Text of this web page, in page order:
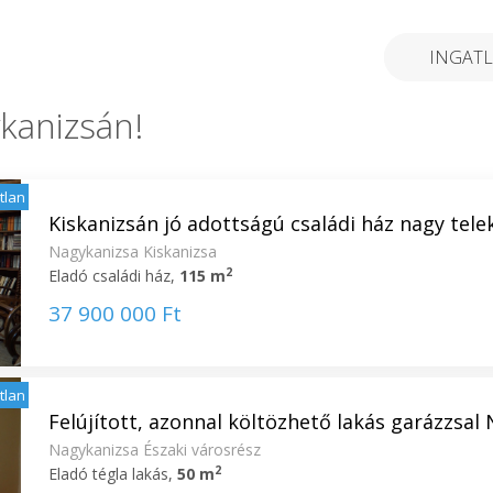
Kiskanizsán jó adottságú családi ház nagy
Nagykanizsa Kiskanizsa
Eladó családi ház, 115 m2
37 900 000 Ft
Felújított, azonnal költözhető lakás garázzsal
Nagykanizsa Északi városrész
Eladó tégla lakás, 50 m2